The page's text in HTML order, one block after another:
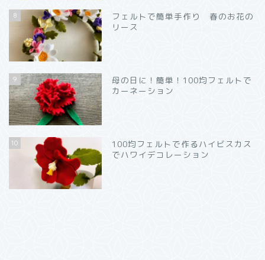
8
フェルトで簡単手作り 春のお花の
リース
9
母の日に！簡単！100均フェルトで
カーネーション
10
100均フェルトで作るハイビスカス
でハワイデコレーション